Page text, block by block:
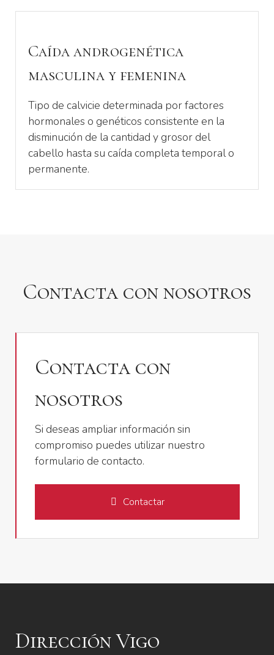
Caída androgenética
masculina y femenina
Tipo de calvicie determinada por factores
hormonales o genéticos consistente en la
disminución de la cantidad y grosor del
cabello hasta su caída completa temporal o
permanente.
Contacta con nosotros
Contacta con
nosotros
Si deseas ampliar información sin
compromiso puedes utilizar nuestro
formulario de contacto.
Contactar
Dirección Vigo